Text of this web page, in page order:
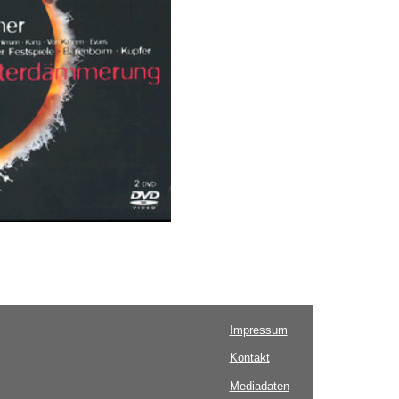
Impressum
Kontakt
Mediadaten